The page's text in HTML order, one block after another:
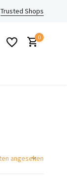
Trusted Shops
0